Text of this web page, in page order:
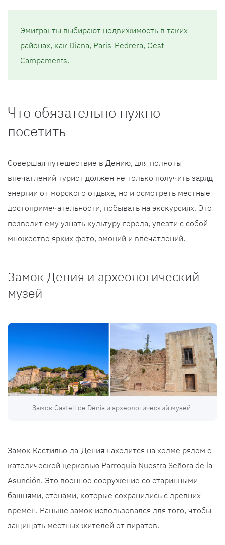
Эмигранты выбирают недвижимость в таких
районах, как Diana, Paris-Pedrera, Oest-
Campaments.
Что обязательно нужно
посетить
Совершая путешествие в Дению, для полноты
впечатлений турист должен не только получить заряд
энергии от морского отдыха, но и осмотреть местные
достопримечательности, побывать на экскурсиях. Это
позволит ему узнать культуру города, увезти с собой
множество ярких фото, эмоций и впечатлений.
Замок Дения и археологический
музей
Замок Castell de Dénia и археологический музей.
Замок Кастильо-да-Дения находится на холме рядом с
католической церковью Parroquia Nuestra Señora de la
Asunción. Это военное сооружение со старинными
башнями, стенами, которые сохранились с древних
времен. Раньше замок использовался для того, чтобы
защищать местных жителей от пиратов.